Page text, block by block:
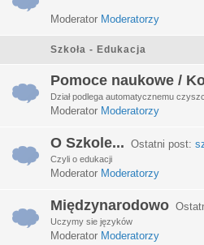
Moderator Moderatorzy
Szkoła - Edukacja
Pomoce naukowe /
Dział podlega automatycznemu
Moderator Moderatorzy
O Szkole... Ostatni post:
Czyli o edukacji
Moderator Moderatorzy
Międzynarodowo
Uczymy sie języków
Moderator Moderatorzy